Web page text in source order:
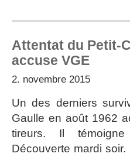
Attentat du Petit-
accuse VGE
2. novembre 2015
Un des derniers
Gaulle en août 1962
tireurs. Il
Découverte mardi